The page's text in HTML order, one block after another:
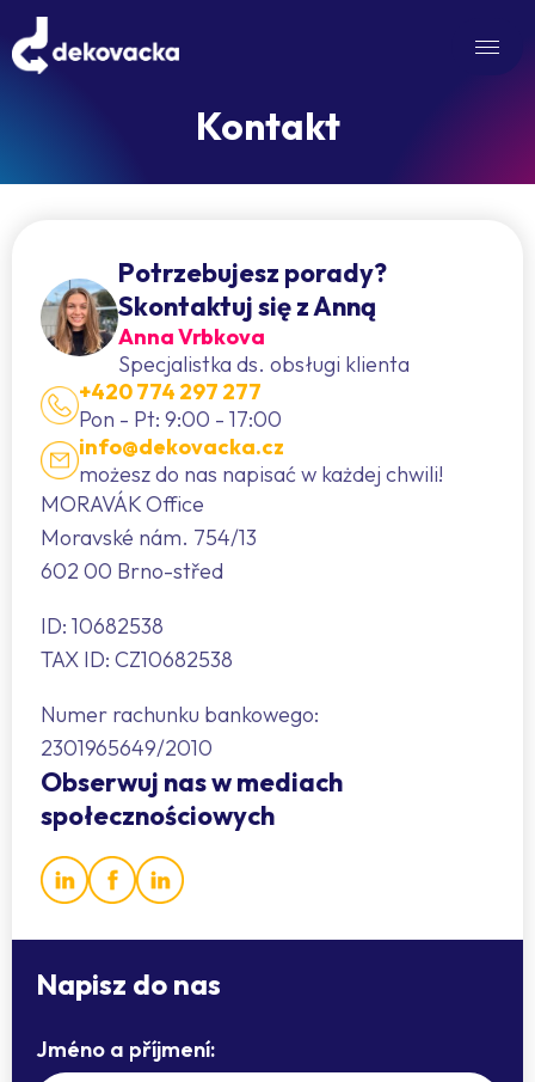
Kontakt
Potrzebujesz porady?
Skontaktuj się z Anną
Anna Vrbkova
Specjalistka ds. obsługi klienta
+420 774 297 277
Pon - Pt: 9:00 - 17:00
info@dekovacka.cz
możesz do nas napisać w każdej chwili!
MORAVÁK Office
Moravské nám. 754/13
602 00 Brno-střed
ID: 10682538
TAX ID: CZ10682538
Numer rachunku bankowego:
2301965649/2010
Obserwuj nas w mediach
społecznościowych
Napisz do nas
Jméno a příjmení: